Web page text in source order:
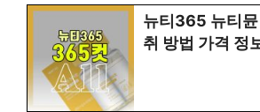
뉴티365 뉴티뮨
취 방법 가격 정